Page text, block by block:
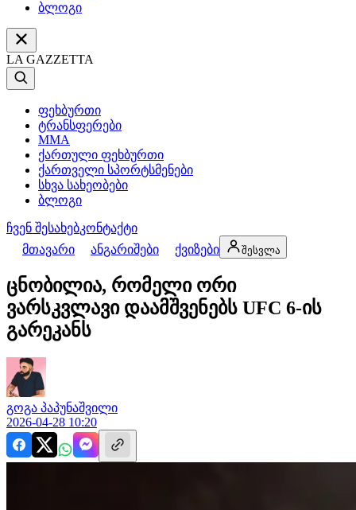
ბლოგი
LA GAZZETTA
ფეხბურთი
ტრანსფერები
MMA
ქართული ფეხბურთი
ქართველი სპორტსმენები
სხვა სახეობები
ბლოგი
ჩვენ შესახებკონტაქტი
მთავარი
ანგარიშები ქვიზები შესვლა
ცნობილია, რომელი ორი
ვარსკვლავი დაამშვენებს UFC 6-ის
გარეკანს
გოგა პაპუნაშვილი
2026-04-28 10:20